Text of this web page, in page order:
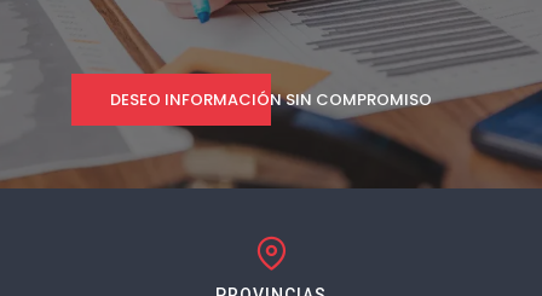
DESEO INFORMACIÓN SIN COMPROMISO